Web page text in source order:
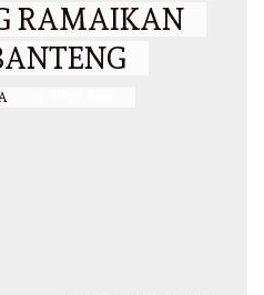
RAMAIKAN